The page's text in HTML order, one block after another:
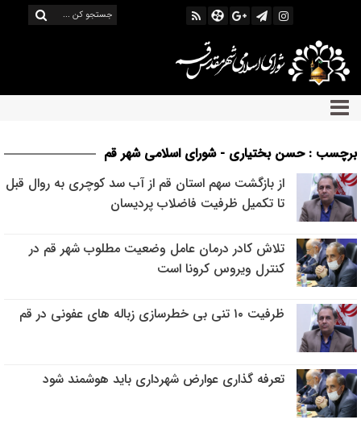
برچسب : حسن بختیاری - شورای اسلامی شهر قم
از بازگشت سهم استان قم از آب سد کوچری به روال قبل
تا تکمیل ظرفیت فاضلاب پردیسان
تلاش کادر درمان عامل وضعیت مطلوب شهر قم در
کنترل ویروس کرونا است
ظرفیت ۱۰ تنی بی خطرسازی زباله های عفونی در قم
تعرفه گذاری عوارض شهرداری باید هوشمند شود